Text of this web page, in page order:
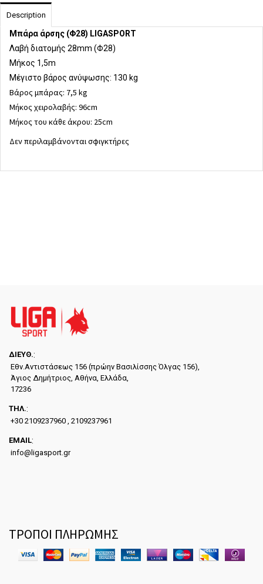
Description
Μπάρα άρσης (Φ28) LIGASPORT
Λαβή διατομής 28mm (Φ28)
Μήκος 1,5m
Μέγιστο βάρος ανύψωσης: 130 kg
Βάρος μπάρας: 7,5 kg
Μήκος χειρολαβής: 96cm
Μήκος του κάθε άκρου: 25cm
Δεν περιλαμβάνονται σφιγκτήρες
ΔΙΕYΘ.:
Εθν.Αντιστάσεως 156 (πρώην Βασιλίσσης Όλγας 156),
Άγιος Δημήτριος, Αθήνα, Ελλάδα,
17236
ΤΗΛ.:
+30 2109237960 , 2109237961
EMAIL:
info@ligasport.gr
ΤΡΟΠΟΙ ΠΛΗΡΩΜΗΣ